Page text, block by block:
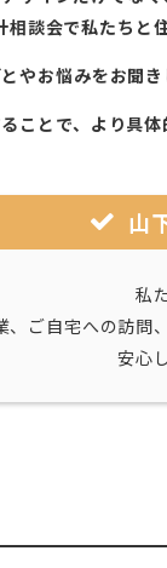
相談会で私たちと
やお悩みをお聞
ことで、より具
山
私
、ご自宅への訪問
安心